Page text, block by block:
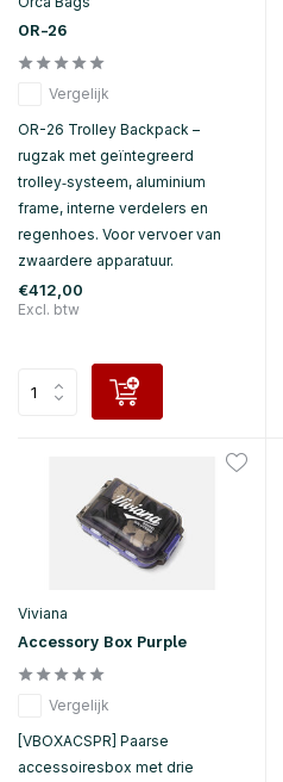
OR-26
Vergelijk
OR-26 Trolley Backpack –
rugzak met geïntegreerd
trolley‑systeem, aluminium
frame, interne verdelers en
regenhoes. Voor vervoer van
zwaardere apparatuur.
€412,00
Excl. btw
Viviana
Accessory Box Purple
Vergelijk
[VBOXACSPR] Paarse
accessoiresbox met drie